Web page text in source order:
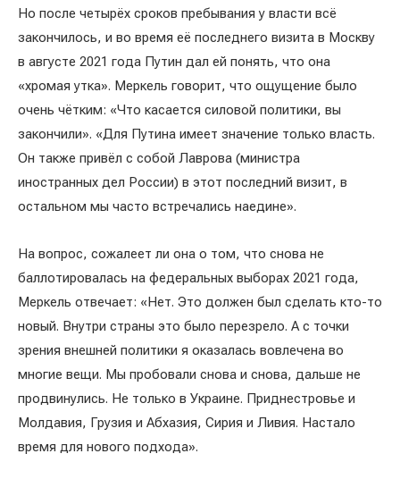
Но после четырёх сроков пребывания у власти всё
закончилось, и во время её последнего визита в Москву
в августе 2021 года Путин дал ей понять, что она
«хромая утка». Меркель говорит, что ощущение было
очень чётким: «Что касается силовой политики, вы
закончили». «Для Путина имеет значение только власть.
Он также привёл с собой Лаврова (министра
иностранных дел России) в этот последний визит, в
остальном мы часто встречались наедине».
На вопрос, сожалеет ли она о том, что снова не
баллотировалась на федеральных выборах 2021 года,
Меркель отвечает: «Нет. Это должен был сделать кто-то
новый. Внутри страны это было перезрело. А с точки
зрения внешней политики я оказалась вовлечена во
многие вещи. Мы пробовали снова и снова, дальше не
продвинулись. Не только в Украине. Приднестровье и
Молдавия, Грузия и Абхазия, Сирия и Ливия. Настало
время для нового подхода».